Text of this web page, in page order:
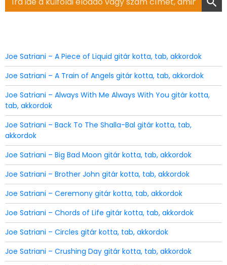
for:
Joe Satriani – A Piece of Liquid gitár kotta, tab, akkordok
Joe Satriani – A Train of Angels gitár kotta, tab, akkordok
Joe Satriani – Always With Me Always With You gitár kotta,
tab, akkordok
Joe Satriani – Back To The Shalla-Bal gitár kotta, tab,
akkordok
Joe Satriani – Big Bad Moon gitár kotta, tab, akkordok
Joe Satriani – Brother John gitár kotta, tab, akkordok
Joe Satriani – Ceremony gitár kotta, tab, akkordok
Joe Satriani – Chords of Life gitár kotta, tab, akkordok
Joe Satriani – Circles gitár kotta, tab, akkordok
Joe Satriani – Crushing Day gitár kotta, tab, akkordok